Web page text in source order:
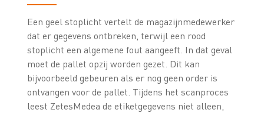
Een geel stoplicht vertelt de magazijnmedewerker
dat er gegevens ontbreken, terwijl een rood
stoplicht een algemene fout aangeeft. In dat geval
moet de pallet opzij worden gezet. Dit kan
bijvoorbeeld gebeuren als er nog geen order is
ontvangen voor de pallet. Tijdens het scanproces
leest ZetesMedea de etiketgegevens niet alleen,